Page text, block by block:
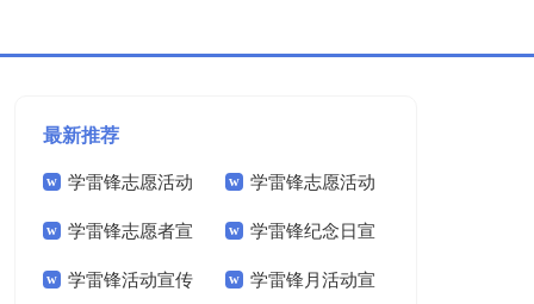
最新推荐
学雷锋志愿活动
主题横幅标语
学雷锋志愿活动
倡议书
学雷锋志愿者宣
传标语
学雷锋纪念日宣
传标语
学雷锋活动宣传 学雷锋月活动宣